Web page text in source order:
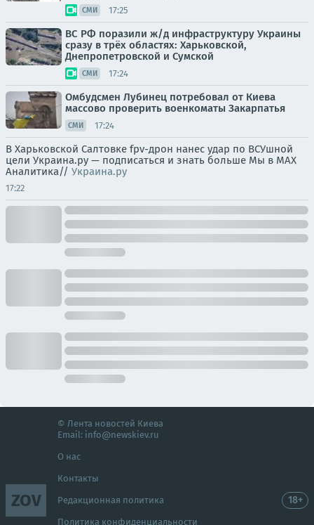
СМИ 17:25
ВС РФ поразили ж/д инфраструктуру Украины
сразу в трёх областях: Харьковской,
Днепропетровской и Сумской
СМИ 17:24
Омбудсмен Лубинец потребовал от Киева
массово проверить военкоматы Закарпатья
СМИ 17:24
В Харьковской Салтовке fpv-дрон нанес удар по ВСУшной
цели Украина.ру — подписаться и знать больше Мы в MAX
Аналитика// Украина.ру
17:22
ZOV
© Лента новостей Киева
Email: info@newskiev.ru
О нас
Контакты
Редакционная политика
Политика конфиденциальности
18+